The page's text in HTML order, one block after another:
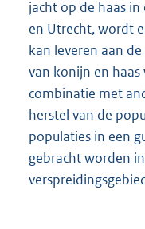
jacht op de haas
en Utrecht, wordt
kan leveren aan
van konijn en
combinatie met
herstel van de
populaties in een
gebracht worden